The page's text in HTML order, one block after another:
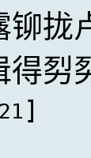
铆拢
得劽
]